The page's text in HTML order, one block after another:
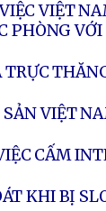
VIỆT
PHÒNG
SẢN VIỆT
CẤM
KHI BỊ